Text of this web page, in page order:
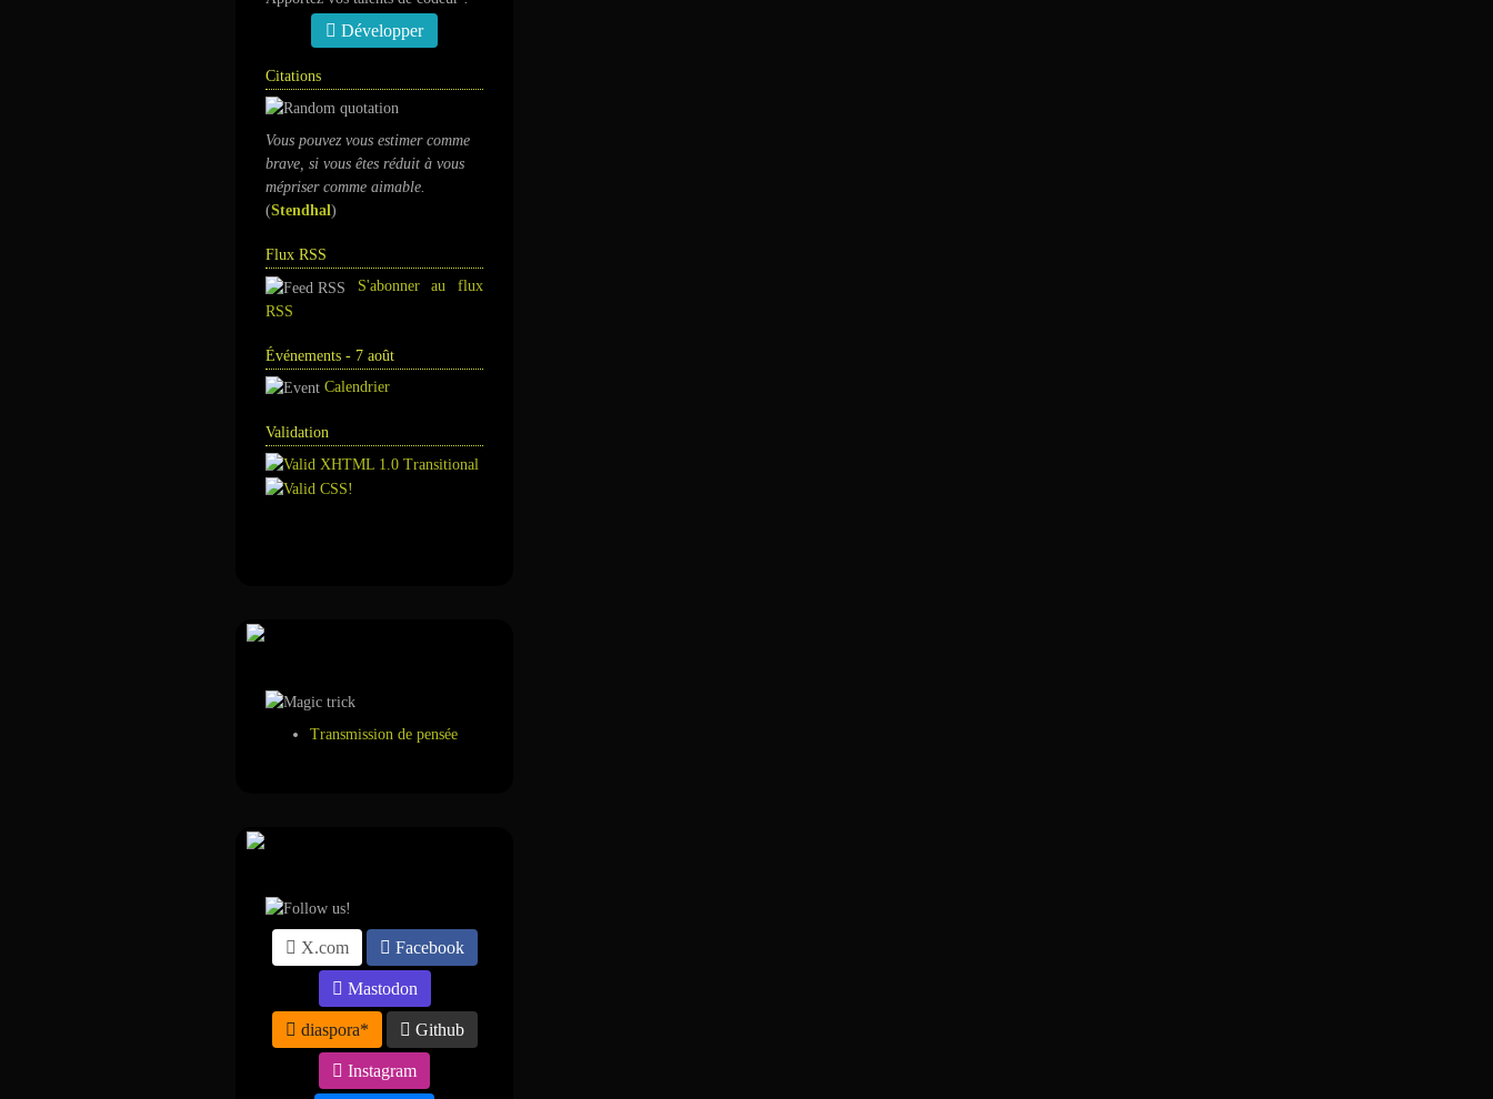
Développer
Citations
Vous pouvez vous estimer comme
brave, si vous êtes réduit à vous
mépriser comme aimable.
(Stendhal)
Flux RSS
S'abonner au flux
RSS
Événements - 7 août
Calendrier
Validation
Transmission de pensée
X.com Facebook
Mastodon
diaspora* Github
Instagram